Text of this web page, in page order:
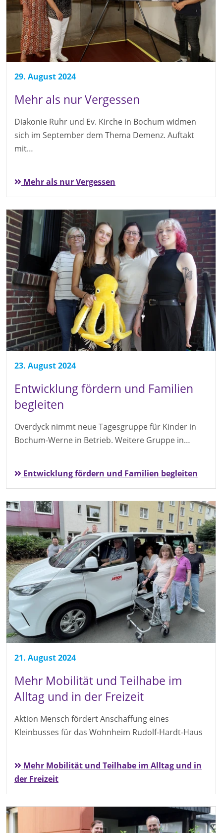
29. August 2024
Mehr als nur Vergessen
Diakonie Ruhr und Ev. Kirche in Bochum widmen
sich im September dem Thema Demenz. Auftakt
mit…
Mehr als nur Vergessen
23. August 2024
Entwicklung fördern und Familien
begleiten
Overdyck nimmt neue Tagesgruppe für Kinder in
Bochum-Werne in Betrieb. Weitere Gruppe in…
Entwicklung fördern und Familien begleiten
21. August 2024
Mehr Mobilität und Teilhabe im
Alltag und in der Freizeit
Aktion Mensch fördert Anschaffung eines
Kleinbusses für das Wohnheim Rudolf-Hardt-Haus
Mehr Mobilität und Teilhabe im Alltag und in
der Freizeit